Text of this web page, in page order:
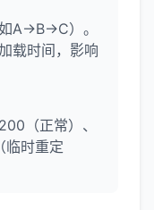
A→B→C）。
载时间，影响
（正常）、
临时重定